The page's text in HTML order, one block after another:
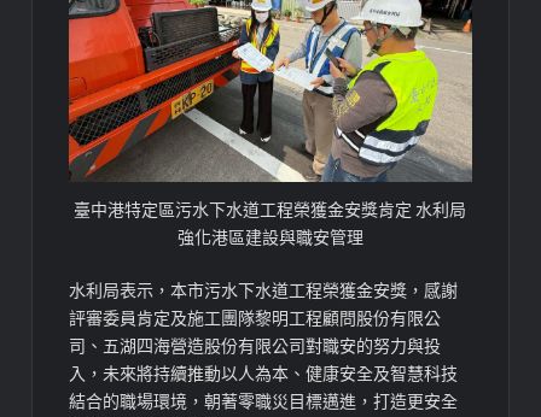
臺中港特定區污水下水道工程榮獲金安獎肯定 水利局
強化港區建設與職安管理
水利局表示，本市污水下水道工程榮獲金安獎，感謝
評審委員肯定及施工團隊黎明工程顧問股份有限公
司、五湖四海營造股份有限公司對職安的努力與投
入，未來將持續推動以人為本、健康安全及智慧科技
結合的職場環境，朝著零職災目標邁進，打造更安全